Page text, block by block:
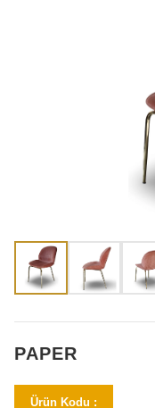
PAPER
Ürün Kodu :